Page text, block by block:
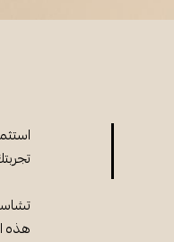
هذه